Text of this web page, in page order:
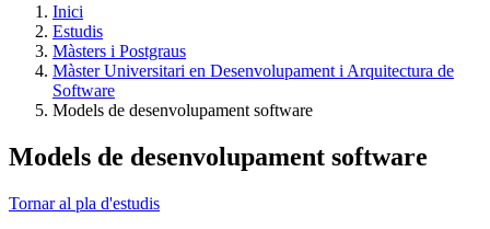
Inici
Estudis
Màsters i Postgraus
Màster Universitari en Desenvolupament i Arquitectura de
Software
Models de desenvolupament software
Models de desenvolupament software
Tornar al pla d'estudis